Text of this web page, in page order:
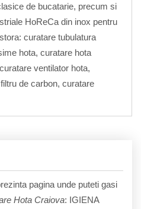
de bucatarie, precum si
HoReCa din inox pentru
curatare tubulatura
hota, curatare hota
ventilator hota,
de carbon, curatare
pagina unde puteti gasi
Hota Craiova: IGIENA